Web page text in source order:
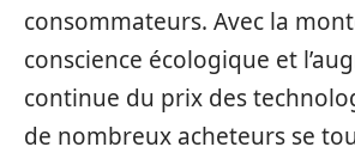
consommateurs. Avec la
conscience écologique et
continue du prix des
de nombreux acheteurs se